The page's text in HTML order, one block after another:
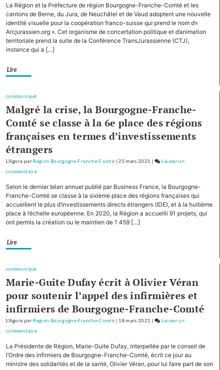
autres
Régions,
la
Bourgogne-
d’investissement
pour
le
de
montagne
La Région et la Préfecture de région Bourgogne-Franche-Comté et les
cantons de Berne, du Jura, de Neuchâtel et de Vaud adoptent une nouvelle
identité visuelle pour la coopération franco-suisse qui prend le nom d’«
Arcjurassien.org ». Cet organisme de concertation politique et d’animation
territoriale prend la suite de la Conférence TransJurassienne (CTJ),
instance qui a […]
Lire
communiqué
Malgré la crise, la Bourgogne-Franche-
Comté se classe à la 6e place des régions
françaises en termes d’investissements
étrangers
L'Agora par Region Bourgogne-Franche-Comté |25 mars 2021 |
Laisser un
commentaireon
autres
Régions,
la
plan
d’investissement
pour
montagne
Selon le dernier bilan annuel publié par Business France, la Bourgogne-
Franche-Comté se classe à la sixième place des régions françaises qui
accueillent le plus d’investissements directs étrangers (IDE), et à la huitième
place à l’échelle européenne. En 2020, la Région a accueilli 91 projets, qui
ont permis la création ou le maintien de 1 459 […]
Lire
communiqué
Marie-Guite Dufay écrit à Olivier Véran
pour soutenir l’appel des infirmières et
infirmiers de Bourgogne-Franche-Comté
L'Agora par Region Bourgogne-Franche-Comté | 18 mars 2021 |
Laisser un
commentaireon
autres
La Présidente de Région, Marie-Guite Dufay, interpellée par le conseil de
l’Ordre des infirmiers de Bourgogne-Franche-Comté, écrit ce jour au
ministre des solidarités et de la santé, Olivier Véran, pour lui faire part de son